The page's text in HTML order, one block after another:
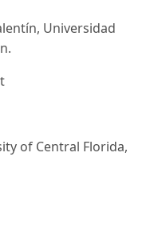
Universidad
of Central Florida,